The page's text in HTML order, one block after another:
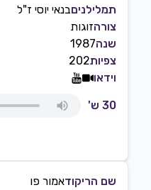
תמלילניםבנאי יוסי ז"ל
צורהזוגות
שנה1987
צפיות202
וידאו
30 ש'
שם הריקודאמור פו